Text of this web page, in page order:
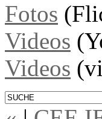
Fotos
Videos
Videos